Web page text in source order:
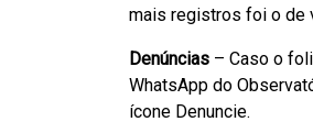
mais registros foi o de
Denúncias – Caso o
WhatsApp do
ícone Denuncie.